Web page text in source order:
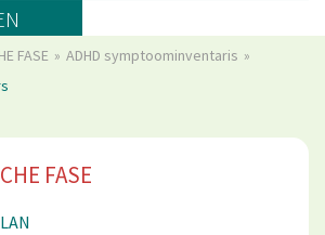
FASE
ADHD symptoominventaris
FASE